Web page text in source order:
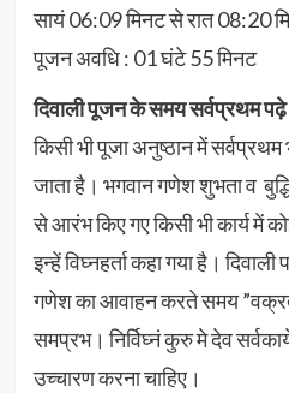
सायं 06:09 मिनट से रात 08:20
पूजन अवधि : 01 घंटे 55 मिनट
दिवाली पूजन के समय सर्वप्रथम
किसी भी पूजा अनुष्ठान में
जाता है। भगवान गणेश शुभता व
से आरंभ किए गए किसी भी कार्य में
इन्हें विघ्नहर्ता कहा गया है।
गणेश का आवाहन करते समय
समप्रभ। निर्विघ्नं कुरु मे देव
उच्चारण करना चाहिए।